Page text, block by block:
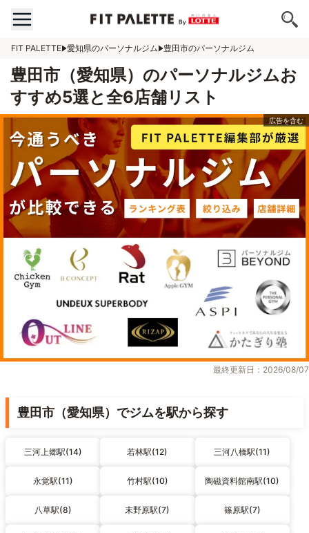
FIT PALETTE 愛知県のパーソナルジム 豊田市のパーソナルジム
豊田市（愛知県）のパーソナルジムお
すすめ5選と全6店舗リスト
最終更新日：2026/08/07
豊田市（愛知県）でジムを駅から探す
三河上郷駅(14) 若林駅(12) 三河八橋駅(11)
永覚駅(11) 竹村駅(10) 陶磁資料館南駅(10)
八草駅(8) 末野原駅(7) 篠原駅(7)